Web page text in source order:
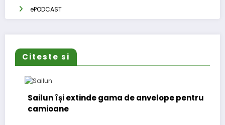
ePODCAST
Citeste si
Sailun își extinde gama de anvelope pentru
camioane